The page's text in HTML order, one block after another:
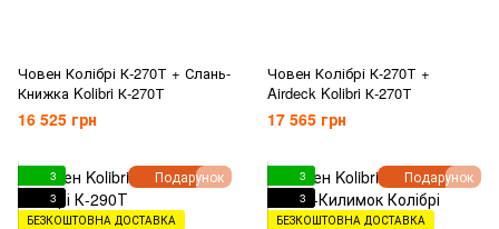
Човен Колібрі К-270Т + Слань-
Книжка Kolibri К-270Т
16 525 грн
Човен Колібрі К-270Т +
Airdeck Kolibri К-270Т
17 565 грн
Подарунок
3
3
БЕЗКОШТОВНА ДОСТАВКА
Подарунок
3
3
БЕЗКОШТОВНА ДОСТАВКА